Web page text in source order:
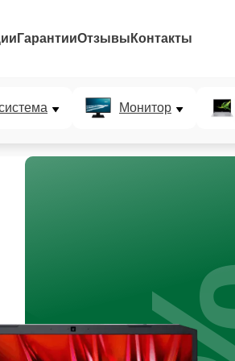
ГарантииОтзывы Контакты
Монитор